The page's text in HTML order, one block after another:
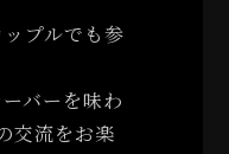
プルでも参
バーを味わ
交流をお楽